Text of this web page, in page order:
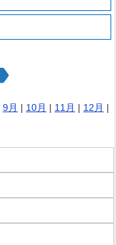
9月 | 10月 | 11月 | 12月 |